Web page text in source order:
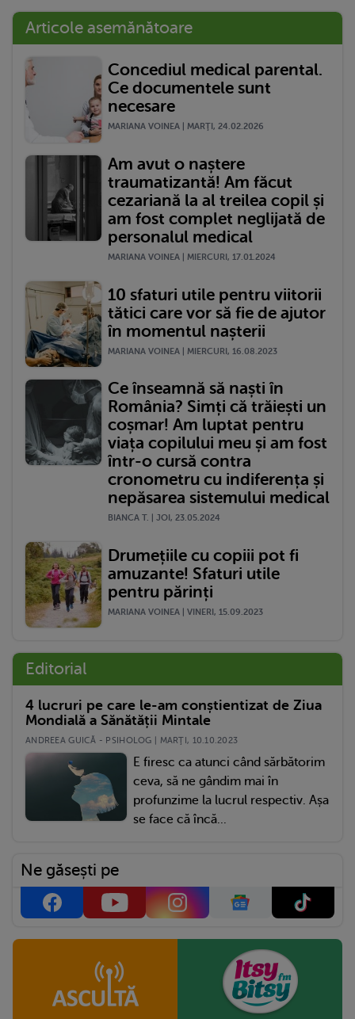
Articole asemănătoare
Concediul medical parental.
Ce documentele sunt
necesare
MARIANA VOINEA | MARŢI, 24.02.2026
Am avut o naștere
traumatizantă! Am făcut
cezariană la al treilea copil și
am fost complet neglijată de
personalul medical
MARIANA VOINEA | MIERCURI, 17.01.2024
10 sfaturi utile pentru viitorii
tătici care vor să fie de ajutor
în momentul nașterii
MARIANA VOINEA | MIERCURI, 16.08.2023
Ce înseamnă să naști în
România? Simți că trăiești un
coșmar! Am luptat pentru
viața copilului meu și am fost
într-o cursă contra
cronometru cu indiferența și
nepăsarea sistemului medical
BIANCA T. | JOI, 23.05.2024
Drumețiile cu copiii pot fi
amuzante! Sfaturi utile
pentru părinți
MARIANA VOINEA | VINERI, 15.09.2023
Editorial
4 lucruri pe care le-am conștientizat de Ziua
Mondială a Sănătății Mintale
ANDREEA GUICĂ - PSIHOLOG | MARŢI, 10.10.2023
E firesc ca atunci când sărbătorim
ceva, să ne gândim mai în
profunzime la lucrul respectiv. Așa
se face că încă...
Ne găsești pe